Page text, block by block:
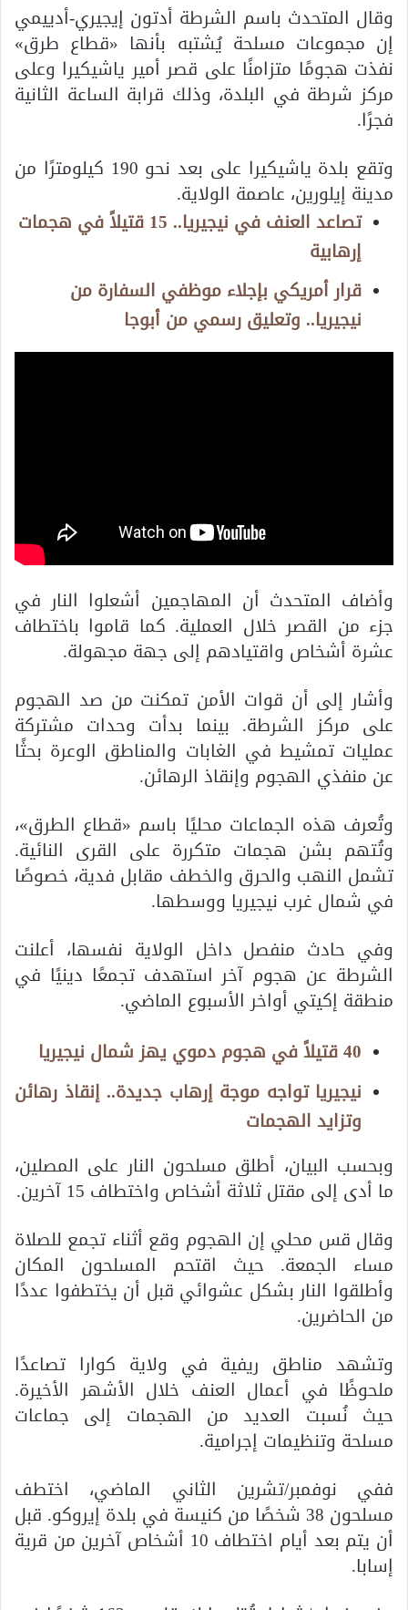
وقال المتحدث باسم الشرطة أدتون إيجيري-أدييمي
إن مجموعات مسلحة يُشتبه بأنها «قطاع طرق»
نفذت هجومًا متزامنًا على قصر أمير ياشيكيرا وعلى
مركز شرطة في البلدة، وذلك قرابة الساعة الثانية
فجرًا.
وتقع بلدة ياشيكيرا على بعد نحو 190 كيلومترًا من
مدينة إيلورين، عاصمة الولاية.
تصاعد العنف في نيجيريا.. 15 قتيلاً في هجمات
إرهابية
قرار أمريكي بإجلاء موظفي السفارة من
نيجيريا.. وتعليق رسمي من أبوجا
وأضاف المتحدث أن المهاجمين أشعلوا النار في
جزء من القصر خلال العملية. كما قاموا باختطاف
عشرة أشخاص واقتيادهم إلى جهة مجهولة.
وأشار إلى أن قوات الأمن تمكنت من صد الهجوم
على مركز الشرطة. بينما بدأت وحدات مشتركة
عمليات تمشيط في الغابات والمناطق الوعرة بحثًا
عن منفذي الهجوم وإنقاذ الرهائن.
وتُعرف هذه الجماعات محليًا باسم «قطاع الطرق»،
وتُتهم بشن هجمات متكررة على القرى النائية.
تشمل النهب والحرق والخطف مقابل فدية، خصوصًا
في شمال غرب نيجيريا ووسطها.
وفي حادث منفصل داخل الولاية نفسها، أعلنت
الشرطة عن هجوم آخر استهدف تجمعًا دينيًا في
منطقة إكيتي أواخر الأسبوع الماضي.
40 قتيلاً في هجوم دموي يهز شمال نيجيريا
نيجيريا تواجه موجة إرهاب جديدة.. إنقاذ رهائن
وتزايد الهجمات
وبحسب البيان، أطلق مسلحون النار على المصلين،
ما أدى إلى مقتل ثلاثة أشخاص واختطاف 15 آخرين.
وقال قس محلي إن الهجوم وقع أثناء تجمع للصلاة
مساء الجمعة. حيث اقتحم المسلحون المكان
وأطلقوا النار بشكل عشوائي قبل أن يختطفوا عددًا
من الحاضرين.
وتشهد مناطق ريفية في ولاية كوارا تصاعدًا
ملحوظًا في أعمال العنف خلال الأشهر الأخيرة.
حيث نُسبت العديد من الهجمات إلى جماعات
مسلحة وتنظيمات إجرامية.
ففي نوفمبر/تشرين الثاني الماضي، اختطف
مسلحون 38 شخصًا من كنيسة في بلدة إيروكو. قبل
أن يتم بعد أيام اختطاف 10 أشخاص آخرين من قرية
إسابا.